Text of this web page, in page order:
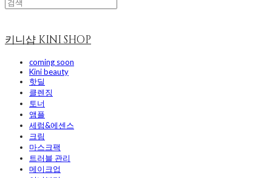
키니샵 KINI SHOP
coming soon
Kini beauty
핫딜
클렌징
토너
앰플
세럼&에센스
크림
마스크팩
트러블 관리
메이크업